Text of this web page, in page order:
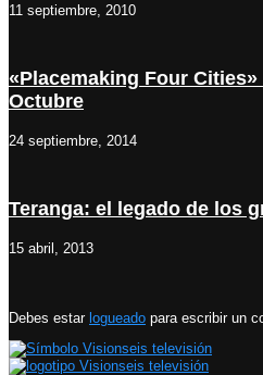
11 septiembre, 2010
«Placemaking Four
Octubre
24 septiembre, 2014
Teranga: el legado de los
15 abril, 2013
Debes estar logueado para escribir un